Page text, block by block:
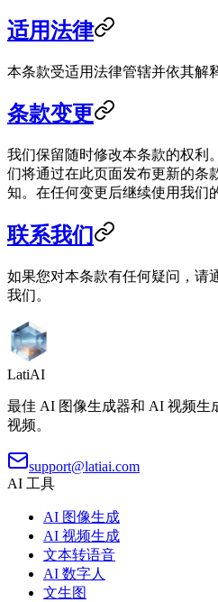
适用法律
本条款受适用法律管辖并依其解
条款变更
我们保留随时修改本条款的权利
们将通过在此页面发布更新的条
知。在任何变更后继续使用我们
联系我们
如果您对本条款有任何疑问，请
我们。
LatiAI
最佳 AI 图像生成器和 AI 视频生
视频。
support@latiai.com
AI 工具
AI 图像生成
AI 视频生成
文本转语音
AI 数字人
文生图